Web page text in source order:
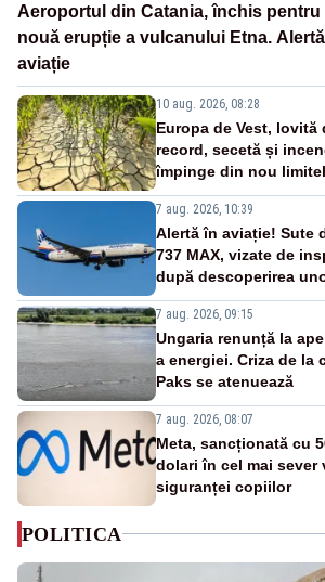
Aeroportul din Catania, închis pentru
nouă erupție a vulcanului Etna.
aviație
10 aug. 2026, 08:28
Europa de Vest, lovită
record, secetă și
împinge din nou
7 aug. 2026, 10:39
Alertă în aviație! Sute
737 MAX, vizate de
după descoperirea
7 aug. 2026, 09:15
Ungaria renunță la
a energiei. Criza de la
Paks se atenuează
7 aug. 2026, 08:07
Meta, sancționată cu
dolari în cel mai sever
siguranței copiilor
POLITICA